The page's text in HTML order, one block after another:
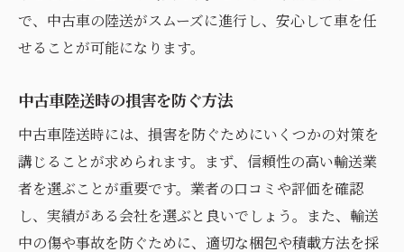
で、中古車の陸送がスムーズに進行し、安心して車を任
せることが可能になります。
中古車陸送時の損害を防ぐ方法
中古車陸送時には、損害を防ぐためにいくつかの対策を
講じることが求められます。まず、信頼性の高い輸送業
者を選ぶことが重要です。業者の口コミや評価を確認
し、実績がある会社を選ぶと良いでしょう。また、輸送
中の傷や事故を防ぐために、適切な梱包や積載方法を採